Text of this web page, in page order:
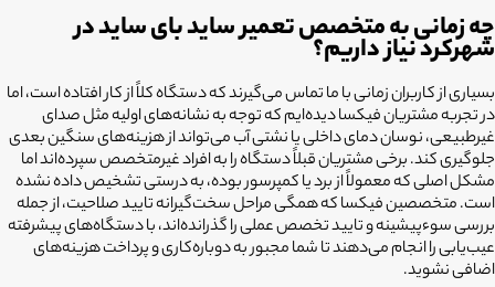
چه زمانی به متخصص تعمیر ساید بای ساید در
شهرکرد نیاز داریم؟
بسیاری از کاربران زمانی با ما تماس می‌گیرند که دستگاه کلاً از کار افتاده است، اما
در تجربه مشتریان فیکسا دیده‌ایم که توجه به نشانه‌های اولیه مثل صدای
غیرطبیعی، نوسان دمای داخلی یا نشتی آب می‌تواند از هزینه‌های سنگین بعدی
جلوگیری کند. برخی مشتریان قبلاً دستگاه را به افراد غیرمتخصص سپرده‌اند اما
مشکل اصلی که معمولاً از برد یا کمپرسور بوده، به درستی تشخیص داده نشده
است. متخصصین فیکسا که همگی مراحل سخت‌گیرانه تایید صلاحیت، از جمله
بررسی سوءپیشینه و تایید تخصص عملی را گذرانده‌اند، با دستگاه‌های پیشرفته
عیب‌یابی را انجام می‌دهند تا شما مجبور به دوباره‌کاری و پرداخت هزینه‌های
اضافی نشوید.